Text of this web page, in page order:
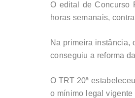
O edital de Concurso
horas semanais,
Na primeira instância,
conseguiu a reforma
O TRT 20ª
o mínimo legal vigente